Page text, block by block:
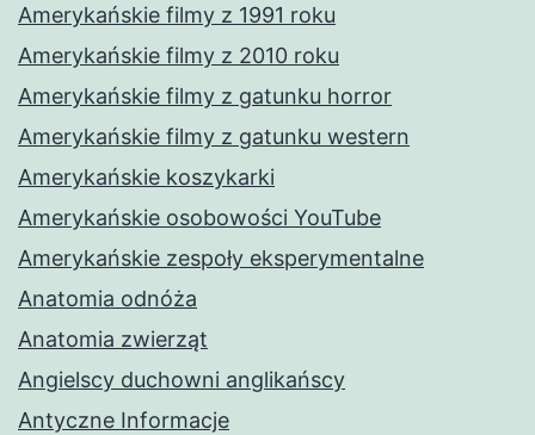
Amerykańskie filmy z 1991 roku
Amerykańskie filmy z 2010 roku
Amerykańskie filmy z gatunku horror
Amerykańskie filmy z gatunku western
Amerykańskie koszykarki
Amerykańskie osobowości YouTube
Amerykańskie zespoły eksperymentalne
Anatomia odnóża
Anatomia zwierząt
Angielscy duchowni anglikańscy
Antyczne Informacje